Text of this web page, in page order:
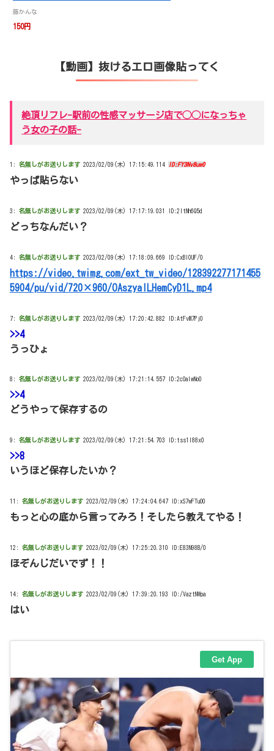
藤かんな
150円
【動画】抜けるエロ画像貼ってく
絶頂リフレ-駅前の性感マッサージ店で◯◯になっちゃ
う女の子の話-
1: 名無しがお送りします 2023/02/09(木) 17:15:49.114 ID:FY3Nv8uw0
やっぱ貼らない
3: 名無しがお送りします 2023/02/09(木) 17:17:19.031 ID:2ItNh6Q5d
どっちなんだい？
4: 名無しがお送りします 2023/02/09(木) 17:18:09.669 ID:CxBI0UF/0
https://video.twimg.com/ext_tw_video/128392277171455
5904/pu/vid/720×960/OAszyalLHemCyD1L.mp4
7: 名無しがお送りします 2023/02/09(木) 17:20:42.882 ID:AtFvM7Pj0
>>4
うっひょ
8: 名無しがお送りします 2023/02/09(木) 17:21:14.557 ID:2cOalwNo0
>>4
どうやって保存するの
9: 名無しがお送りします 2023/02/09(木) 17:21:54.703 ID:tss1I88x0
>>8
いうほど保存したいか？
11: 名無しがお送りします 2023/02/09(木) 17:24:04.647 ID:xS7wFTuO0
もっと心の底から言ってみろ！そしたら教えてやる！
12: 名無しがお送りします 2023/02/09(木) 17:25:20.310 ID:E83N98B/0
ほぞんじだいでず！！
14: 名無しがお送りします 2023/02/09(木) 17:39:20.193 ID:/VaztNWpa
はい